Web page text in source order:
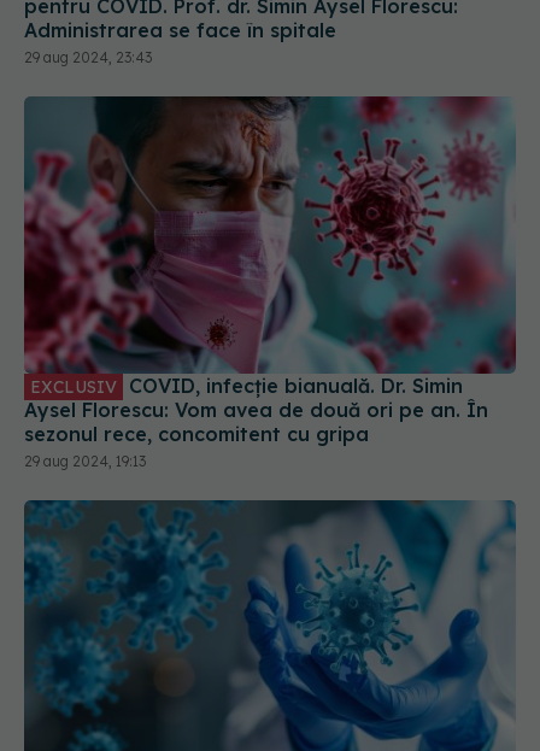
EXCLUSIV COVID, infecție bianuală. Dr. Simin
Aysel Florescu: Vom avea de două ori pe an. În
sezonul rece, concomitent cu gripa
29 aug 2024, 19:13
COVID, impact pe termen lung asupra sistemului
imunitar. Schimbările sunt semnificative
04 aug 2024, 11:26